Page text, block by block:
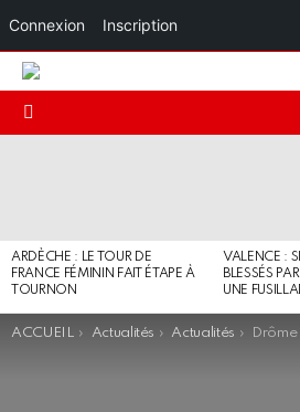
ARDÈCHE : LE TOUR DE
FRANCE FÉMININ FAIT ÉTAPE À
TOURNON
VALENCE :
BLESSÉS
UNE
You are here:
ACCUEIL Actualités Actualités Drôme : Une
Connexion Inscription